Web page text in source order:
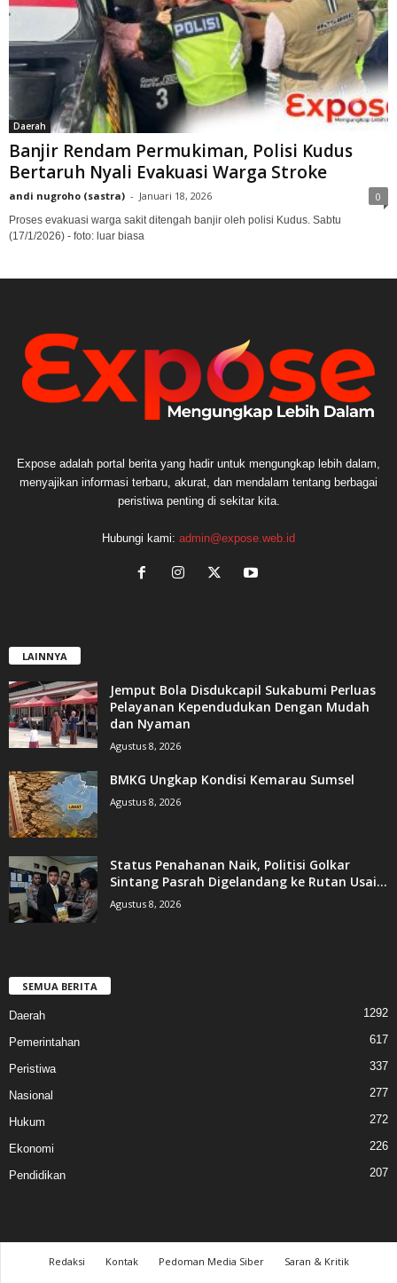
Daerah
Banjir Rendam Permukiman, Polisi Kudus
Bertaruh Nyali Evakuasi Warga Stroke
andi nugroho (sastra) - Januari 18, 2026 0
Proses evakuasi warga sakit ditengah banjir oleh polisi Kudus. Sabtu
(17/1/2026) - foto: luar biasa
Expose adalah portal berita yang hadir untuk mengungkap lebih dalam,
menyajikan informasi terbaru, akurat, dan mendalam tentang berbagai
peristiwa penting di sekitar kita.
Hubungi kami: admin@expose.web.id
LAINNYA
Jemput Bola Disdukcapil Sukabumi Perluas
Pelayanan Kependudukan Dengan Mudah
dan Nyaman
Agustus 8, 2026
BMKG Ungkap Kondisi Kemarau Sumsel
Agustus 8, 2026
Status Penahanan Naik, Politisi Golkar
Sintang Pasrah Digelandang ke Rutan Usai...
Agustus 8, 2026
SEMUA BERITA
Daerah 1292
Pemerintahan 617
Peristiwa 337
Nasional 277
Hukum 272
Ekonomi 226
Pendidikan 207
Redaksi Kontak Pedoman Media Siber
Saran & Kritik